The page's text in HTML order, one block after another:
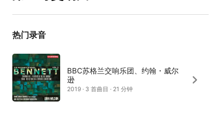
搜索
热门录音
BBC苏格兰交响乐团、约翰・威尔
逊
2019 · 3 首曲目 · 21 分钟